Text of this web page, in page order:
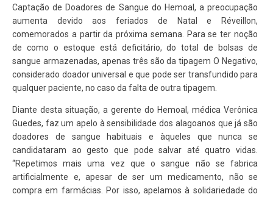
Captação de Doadores de Sangue do Hemoal, a preocupação
aumenta devido aos feriados de Natal e Réveillon,
comemorados a partir da próxima semana. Para se ter noção
de como o estoque está deficitário, do total de bolsas de
sangue armazenadas, apenas três são da tipagem O Negativo,
considerado doador universal e que pode ser transfundido para
qualquer paciente, no caso da falta de outra tipagem.
Diante desta situação, a gerente do Hemoal, médica Verônica
Guedes, faz um apelo à sensibilidade dos alagoanos que já são
doadores de sangue habituais e àqueles que nunca se
candidataram ao gesto que pode salvar até quatro vidas.
“Repetimos mais uma vez que o sangue não se fabrica
artificialmente e, apesar de ser um medicamento, não se
compra em farmácias. Por isso, apelamos à solidariedade do